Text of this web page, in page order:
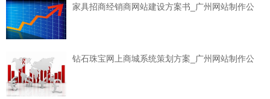
家具招商经销商网站建设方案书_广州网站制作公
钻石珠宝网上商城系统策划方案_广州网站制作公